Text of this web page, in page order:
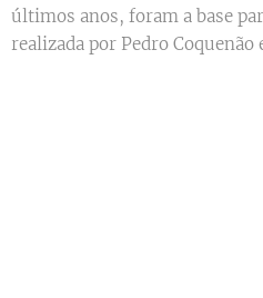
últimos anos, foram a base
realizada por Pedro Coquenão